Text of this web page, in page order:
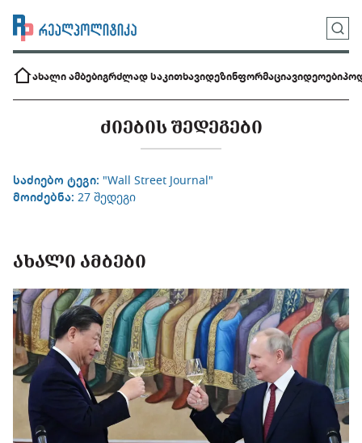
ახალი ამბებიგრძლად საკითხავიდეზინფორმაციავიდეოები
ᲫᲘᲔᲑᲘᲡ ᲨᲔᲓᲔᲒᲔᲑᲘ
საძიებო ტეგი: "Wall Street Journal"
მოიძებნა: 27 შედეგი
ᲐᲮᲐᲚᲘ ᲐᲛᲑᲔᲑᲘ